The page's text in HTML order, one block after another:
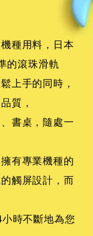
種用料，日本
的滾珠滑軌
上手的同時，
質，
書桌，隨處一
有專業機種的
觸屏設計，而
時不斷地為您